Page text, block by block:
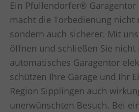
Ein Pfullendorfer®
macht die Torbedienung nicht
sondern auch sicherer. Mit
öffnen und schließen Sie nicht
automatisches Garagentor
schützen Ihre Garage und Ihr
Region Sipplingen auch
unerwünschten Besuch. Bei